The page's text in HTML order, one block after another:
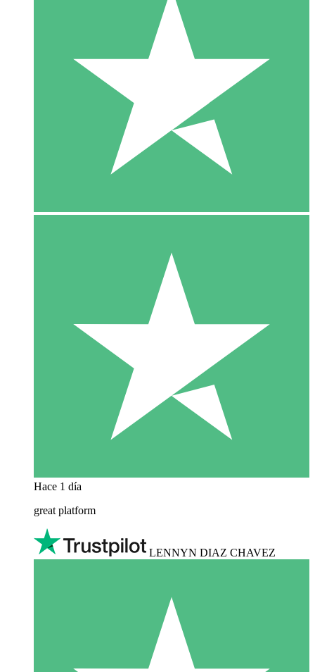
Hace 1 día
great platform
LENNYN DIAZ CHAVEZ